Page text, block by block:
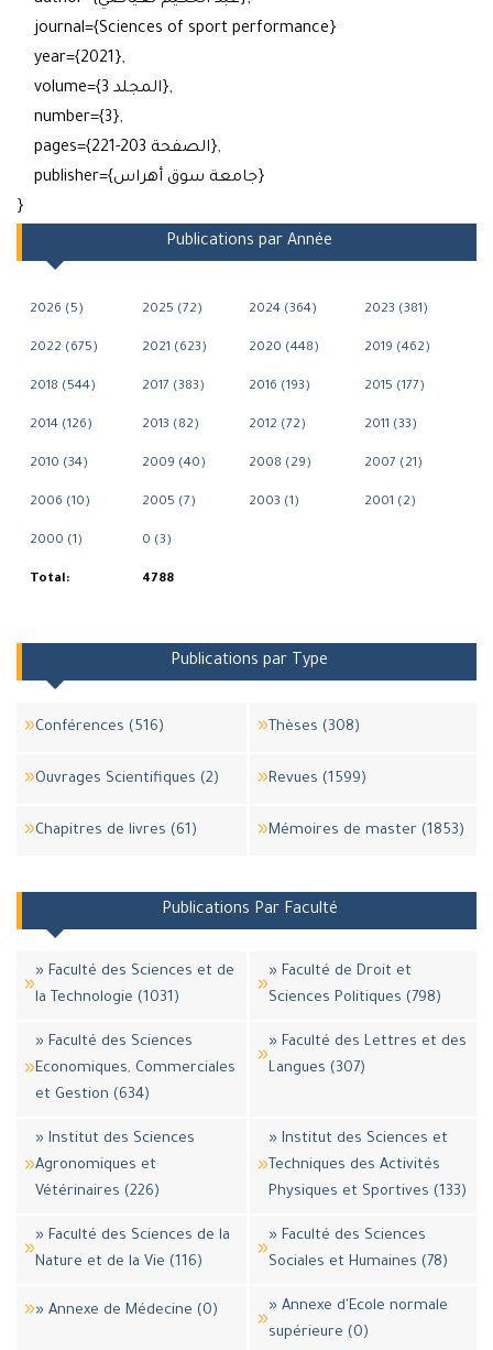
journal={Sciences of sport performance}
year={2021},
volume={المجلد 3},
number={3},
pages={الصفحة 203-221},
publisher={جامعة سوق أهراس}
}
Publications par Année
2026 (5) 2025 (72) 2024 (364) 2023 (381)
2022 (675) 2021 (623) 2020 (448) 2019 (462)
2018 (544) 2017 (383) 2016 (193) 2015 (177)
2014 (126) 2013 (82) 2012 (72) 2011 (33)
2010 (34) 2009 (40) 2008 (29) 2007 (21)
2006 (10) 2005 (7) 2003 (1) 2001 (2)
2000 (1) 0 (3)
Total: 4788
Publications par Type
Conférences (516) Thèses (308)
Ouvrages Scientifiques (2) Revues (1599)
Chapitres de livres (61) Mémoires de master (1853)
Publications Par Faculté
» Faculté des Sciences et de
la Technologie (1031)
» Faculté de Droit et
Sciences Politiques (798)
» Faculté des Sciences
Economiques, Commerciales
et Gestion (634)
» Faculté des Lettres et des
Langues (307)
» Institut des Sciences
Agronomiques et
Vétérinaires (226)
» Institut des Sciences et
Techniques des Activités
Physiques et Sportives (133)
» Faculté des Sciences de la
Nature et de la Vie (116)
» Faculté des Sciences
Sociales et Humaines (78)
» Annexe de Médecine (0)
» Annexe d'Ecole normale
supérieure (0)